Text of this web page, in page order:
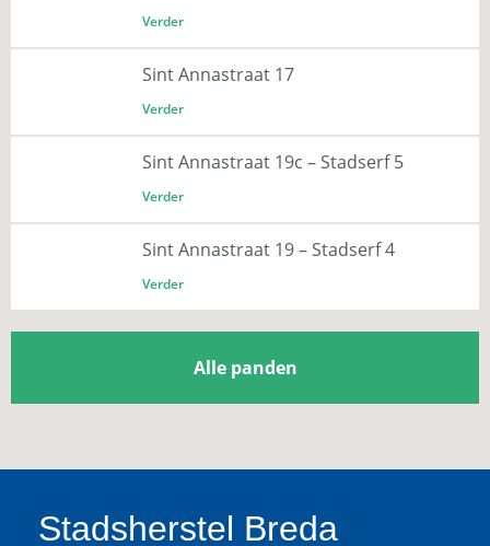
Verder
Sint Annastraat 17
Verder
Sint Annastraat 19c – Stadserf 5
Verder
Sint Annastraat 19 – Stadserf 4
Verder
Alle panden
Stadsherstel Breda